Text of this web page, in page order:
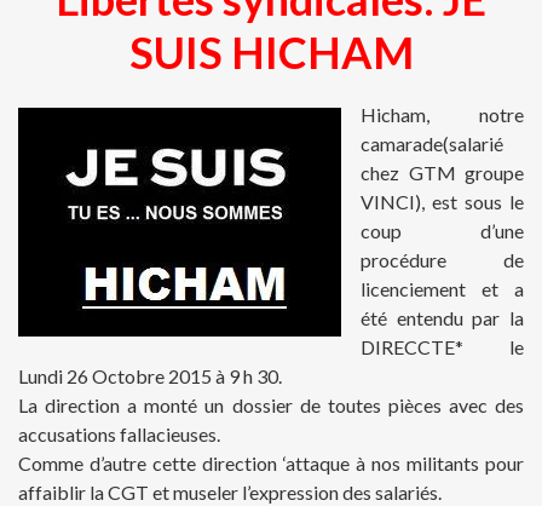
SUIS HICHAM
Hicham, notre
camarade(salarié
chez GTM groupe
VINCI), est sous le
coup d’une
procédure de
licenciement et a
été entendu par la
DIRECCTE* le
Lundi 26 Octobre 2015 à 9 h 30.
La direction a monté un dossier de toutes pièces avec des
accusations fallacieuses.
Comme d’autre cette direction ‘attaque à nos militants pour
affaiblir la CGT et museler l’expression des salariés.